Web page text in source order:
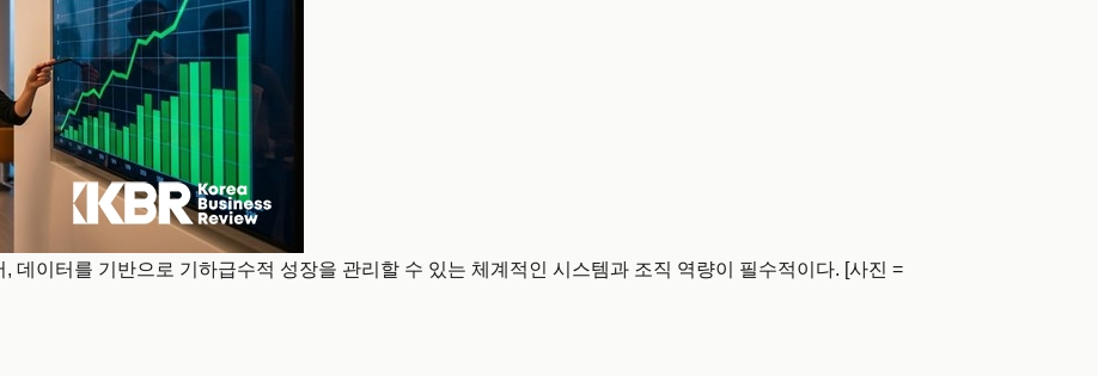
데이터를 기반으로 기하급수적 성장을 관리할 수 있는 체계적인 시스템과 조직 역량이 필수적이다. [사진 =